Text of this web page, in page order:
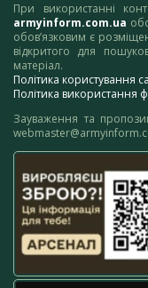
При використанні
armyinform.com.ua
обов’язковим є
відкритого для
матеріал.
Політика користування
Політика використання
Зауваження та